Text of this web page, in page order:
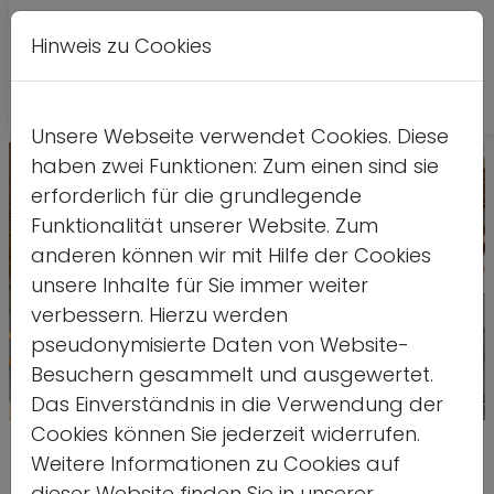
Quelle: LSB NRW/Andrea
Start des neuen
Hinweis zu Cookies
Unsere Webseite verwendet Cookies. Diese
haben zwei Funktionen: Zum einen sind sie
erforderlich für die grundlegende
Funktionalität unserer Website. Zum
anderen können wir mit Hilfe der Cookies
unsere Inhalte für Sie immer weiter
verbessern. Hierzu werden
pseudonymisierte Daten von Website-
Besuchern gesammelt und ausgewertet.
Das Einverständnis in die Verwendung der
Cookies können Sie jederzeit widerrufen.
Weitere Informationen zu Cookies auf